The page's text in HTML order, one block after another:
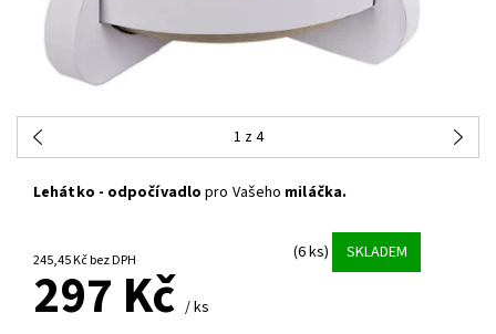
1 z 4
Lehátko - odpočívadlo pro Vašeho miláčka.
245,45 Kč bez DPH (6 ks) SKLADEM
297 Kč / ks